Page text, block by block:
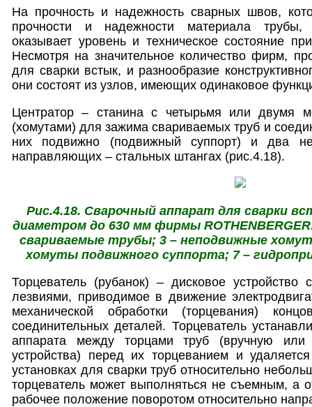
На прочность и надежность сварных швов,
прочности и надежности материала
оказывает уровень и техническое состояние
Несмотря на значительное количество фирм,
для сварки встык, и разнообразие
они состоят из узлов, имеющих одинаковое
Центратор – станина с четырьмя или двумя
(хомутами) для зажима свариваемых труб и
них подвижно (подвижный суппорт) и два
направляющих – стальных штангах (рис.4.18).
Рис.4.18. Сварочный аппарат для сварки
диаметром до 630 мм фирмы
свариваемые трубы; 3 – неподвижные
хомуты подвижного суппорта; 7 –
Торцеватель (рубанок) – дисковое
лезвиями, приводимое в движение
механической обработки (торцевания)
соединительных деталей. Торцеватель
аппарата между торцами труб (вручную
устройства) перед их торцеванием и
установках для сварки труб относительно
торцеватель может выполняться не съемным, а
рабочее положение поворотом относительно